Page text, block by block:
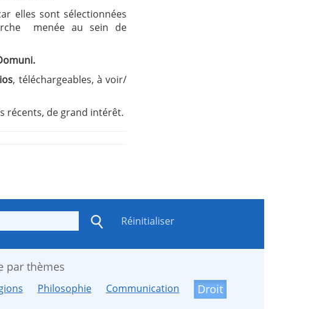
elles sont sélectionnées
menée au sein de
, téléchargeables, à voir/
récents, de grand intérêt.
Réinitialiser
par thèmes
Philosophie Communication Droit